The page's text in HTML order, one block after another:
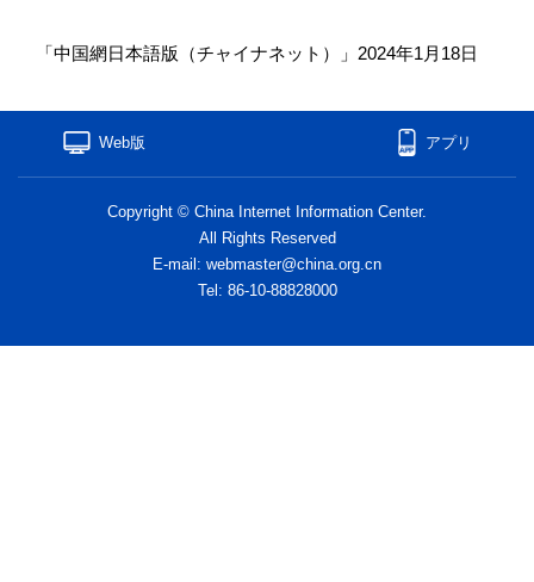
「中国網日本語版（チャイナネット）」2024年1月18日
Web版 アプリ
Copyright © China Internet Information Center.
All Rights Reserved
E-mail: webmaster@china.org.cn
Tel: 86-10-88828000